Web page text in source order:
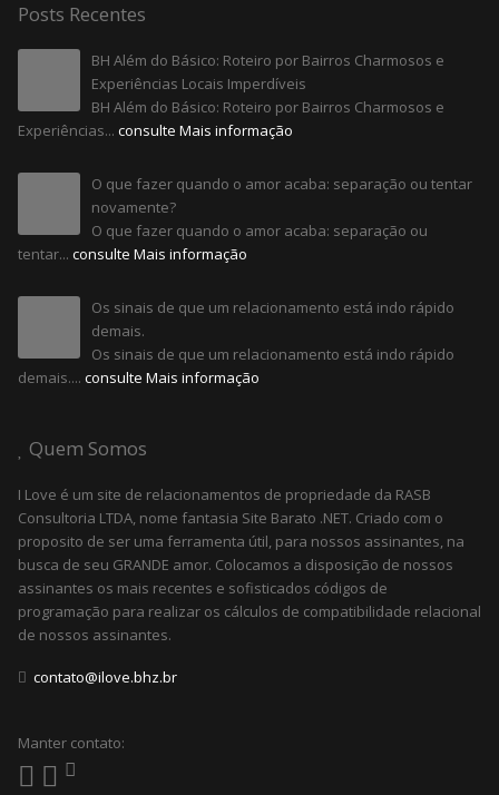
Posts Recentes
BH Além do Básico: Roteiro por Bairros Charmosos e
Experiências Locais Imperdíveis
BH Além do Básico: Roteiro por Bairros Charmosos e
Experiências... consulte Mais informação
O que fazer quando o amor acaba: separação ou tentar
novamente?
O que fazer quando o amor acaba: separação ou
tentar... consulte Mais informação
Os sinais de que um relacionamento está indo rápido
demais.
Os sinais de que um relacionamento está indo rápido
demais.... consulte Mais informação
Quem Somos
I Love é um site de relacionamentos de propriedade da RASB
Consultoria LTDA, nome fantasia Site Barato .NET. Criado com o
proposito de ser uma ferramenta útil, para nossos assinantes, na
busca de seu GRANDE amor. Colocamos a disposição de nossos
assinantes os mais recentes e sofisticados códigos de
programação para realizar os cálculos de compatibilidade relacional
de nossos assinantes.
contato@ilove.bhz.br
Manter contato: